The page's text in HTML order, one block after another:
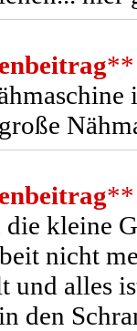
**
**
kleine
nicht
und alles
den